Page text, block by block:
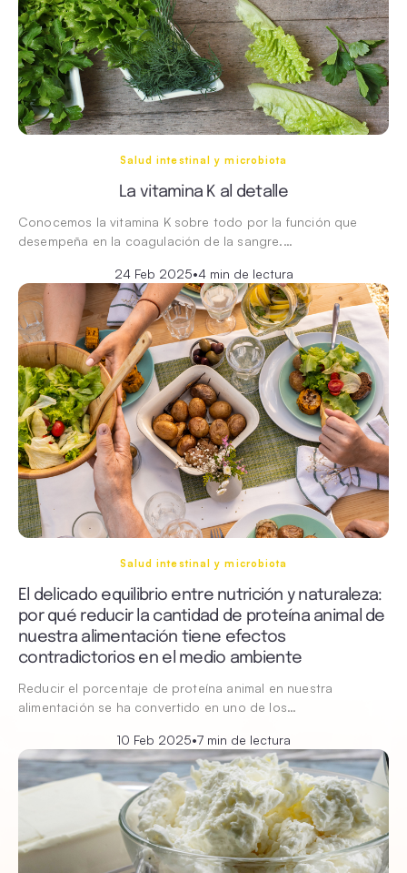
Salud intestinal y microbiota
La vitamina K al detalle
Conocemos la vitamina K sobre todo por la función que
desempeña en la coagulación de la sangre.…
24 Feb 2025•4 min de lectura
Salud intestinal y microbiota
El delicado equilibrio entre nutrición y naturaleza:
por qué reducir la cantidad de proteína animal de
nuestra alimentación tiene efectos
contradictorios en el medio ambiente
Reducir el porcentaje de proteína animal en nuestra
alimentación se ha convertido en uno de los…
10 Feb 2025•7 min de lectura